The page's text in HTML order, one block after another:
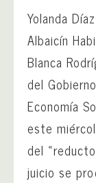
Yolanda
Albaicín
Blanca
del
Economía
este
del
juicio se